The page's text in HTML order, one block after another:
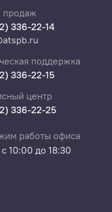
продаж
336-22-14
поддержка
336-22-15
центр
336-22-25
работы офиса
с 10:00 до 18:30